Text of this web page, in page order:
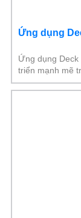
Ứng dụng
Ứng dụng
triển mạnh mẽ
giúp tối ưu hóa